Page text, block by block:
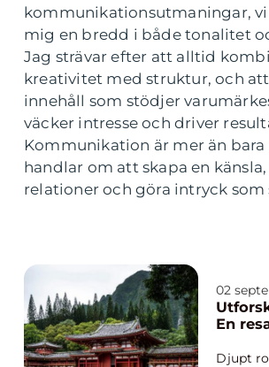
kommunikationsutmaningar,
mig en bredd i både tonalitet
Jag strävar efter att alltid
kreativitet med struktur, och att
innehåll som stödjer
väcker intresse och driver
Kommunikation är mer än bara
handlar om att skapa en
relationer och göra intryck som
02
En
Djupt